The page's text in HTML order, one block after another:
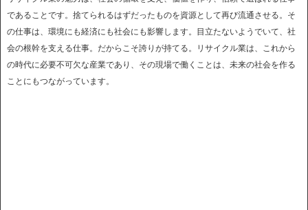
であることです。捨てられるはずだったものを資源として再び流通させる。そ
の仕事は、環境にも経済にも社会にも影響します。目立たないようでいて、社
会の根幹を支える仕事。だからこそ誇りが持てる。リサイクル業は、これから
の時代に必要不可欠な産業であり、その現場で働くことは、未来の社会を作る
ことにもつながっています。